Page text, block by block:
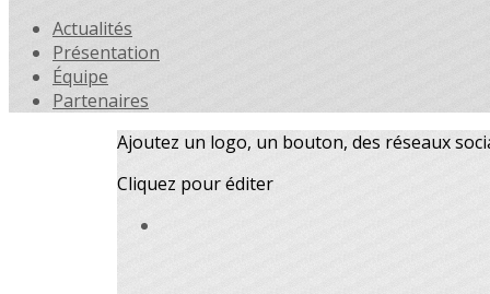
Actualités
Présentation
Équipe
Partenaires
Ajoutez un logo, un bouton, des réseaux
Cliquez pour éditer